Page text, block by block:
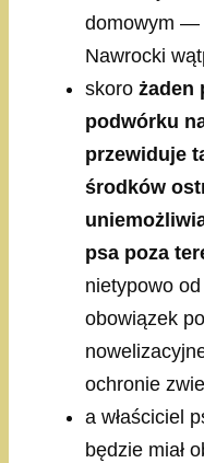
domowym —
Nawrocki
skoro żaden
podwórku
przewiduje
środków
psa poza
nietypowo
obowiązek
ochronie
a właściciel
będzie miał